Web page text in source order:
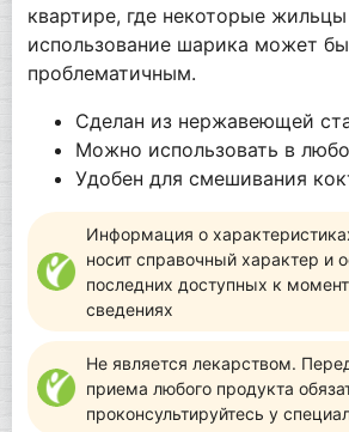
квартире, где некоторые
использование шарика может
проблематичным.
Сделан из нержавеющей
Можно использовать в
Удобен для смешивания
Информация о
носит справочный характер и
последних доступных к
сведениях
Не является лекарством.
приема любого продукта
проконсультируйтесь у